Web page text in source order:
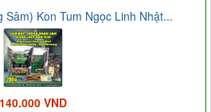
Kon Tum Ngọc Linh Nhật...
140.000 VND